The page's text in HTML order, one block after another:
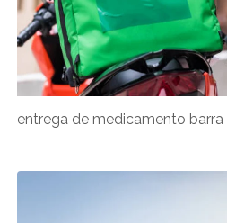
entrega de medicamento barra